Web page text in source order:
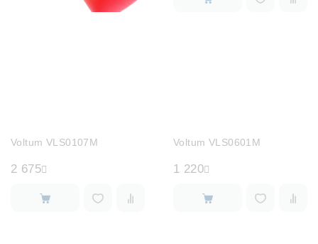
Voltum VLS0107M
2 675
Voltum VLS0601M
1 220